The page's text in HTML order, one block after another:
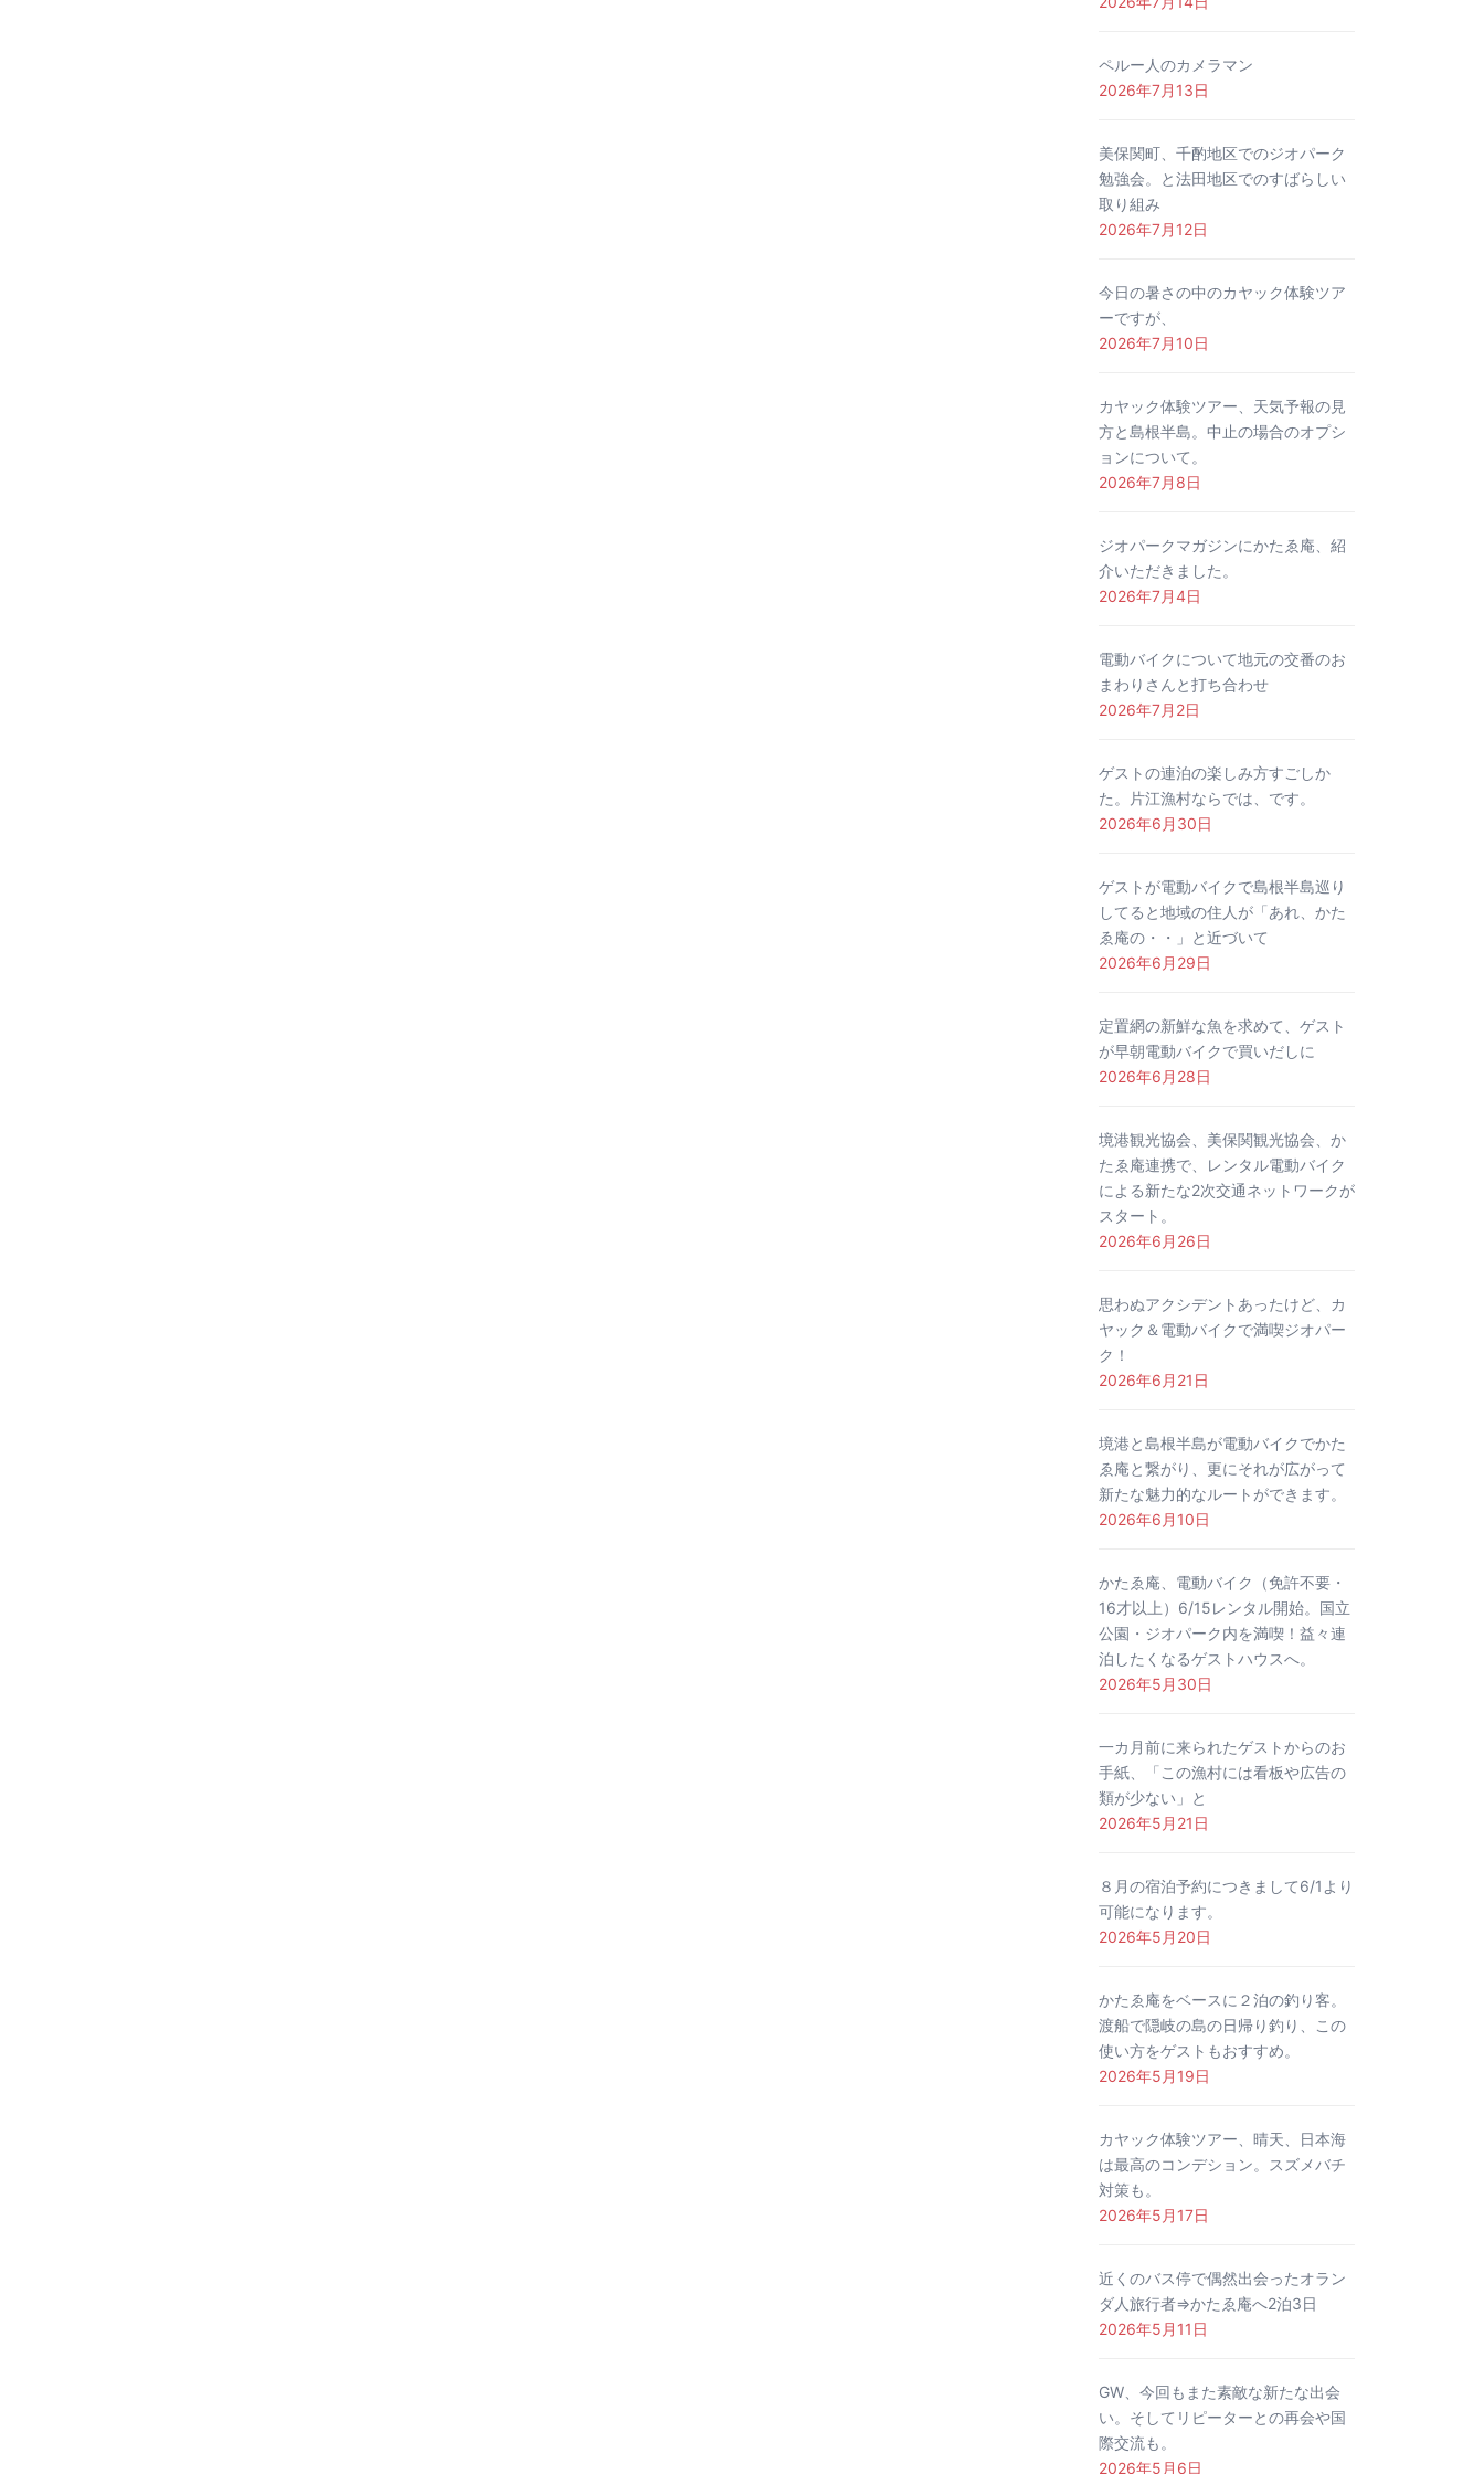
ペルー人のカメラマン
2026年7月13日
美保関町、千酌地区でのジオパーク
勉強会。と法田地区でのすばらしい
取り組み
2026年7月12日
今日の暑さの中のカヤック体験ツア
ーですが、
2026年7月10日
カヤック体験ツアー、天気予報の見
方と島根半島。中止の場合のオプシ
ョンについて。
2026年7月8日
ジオパークマガジンにかたゑ庵、紹
介いただきました。
2026年7月4日
電動バイクについて地元の交番のお
まわりさんと打ち合わせ
2026年7月2日
ゲストの連泊の楽しみ方すごしか
た。片江漁村ならでは、です。
2026年6月30日
ゲストが電動バイクで島根半島巡り
してると地域の住人が「あれ、かた
ゑ庵の・・」と近づいて
2026年6月29日
定置網の新鮮な魚を求めて、ゲスト
が早朝電動バイクで買いだしに
2026年6月28日
境港観光協会、美保関観光協会、か
たゑ庵連携で、レンタル電動バイク
による新たな2次交通ネットワークが
スタート。
2026年6月26日
思わぬアクシデントあったけど、カ
ヤック＆電動バイクで満喫ジオパー
ク！
2026年6月21日
境港と島根半島が電動バイクでかた
ゑ庵と繋がり、更にそれが広がって
新たな魅力的なルートができます。
2026年6月10日
かたゑ庵、電動バイク（免許不要・
16才以上）6/15レンタル開始。国立
公園・ジオパーク内を満喫！益々連
泊したくなるゲストハウスへ。
2026年5月30日
一カ月前に来られたゲストからのお
手紙、「この漁村には看板や広告の
類が少ない」と
2026年5月21日
８月の宿泊予約につきまして6/1より
可能になります。
2026年5月20日
かたゑ庵をベースに２泊の釣り客。
渡船で隠岐の島の日帰り釣り、この
使い方をゲストもおすすめ。
2026年5月19日
カヤック体験ツアー、晴天、日本海
は最高のコンデション。スズメバチ
対策も。
2026年5月17日
近くのバス停で偶然出会ったオラン
ダ人旅行者⇒かたゑ庵へ2泊3日
2026年5月11日
GW、今回もまた素敵な新たな出会
い。そしてリピーターとの再会や国
際交流も。
2026年5月6日